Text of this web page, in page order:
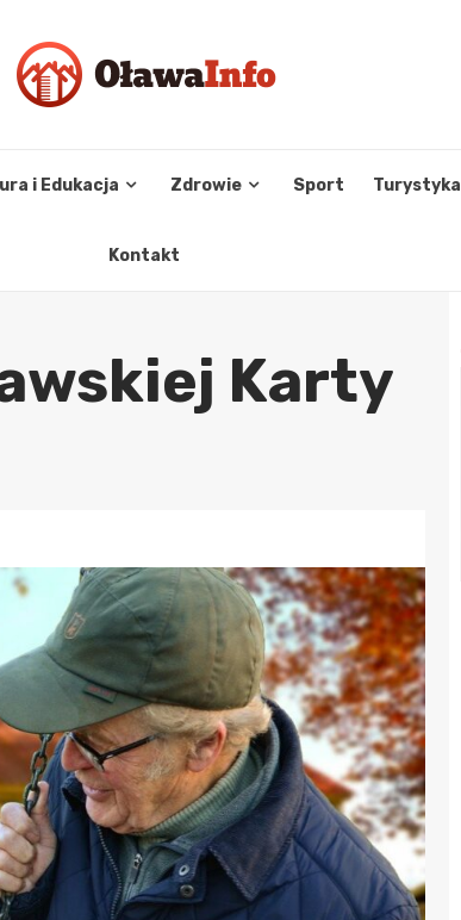
i Edukacja Zdrowie Sport Turystyka
Kontakt
Karty